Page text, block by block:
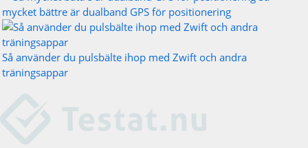
mycket bättre är dualband GPS för positionering
Så använder du pulsbälte ihop med Zwift och andra
träningsappar